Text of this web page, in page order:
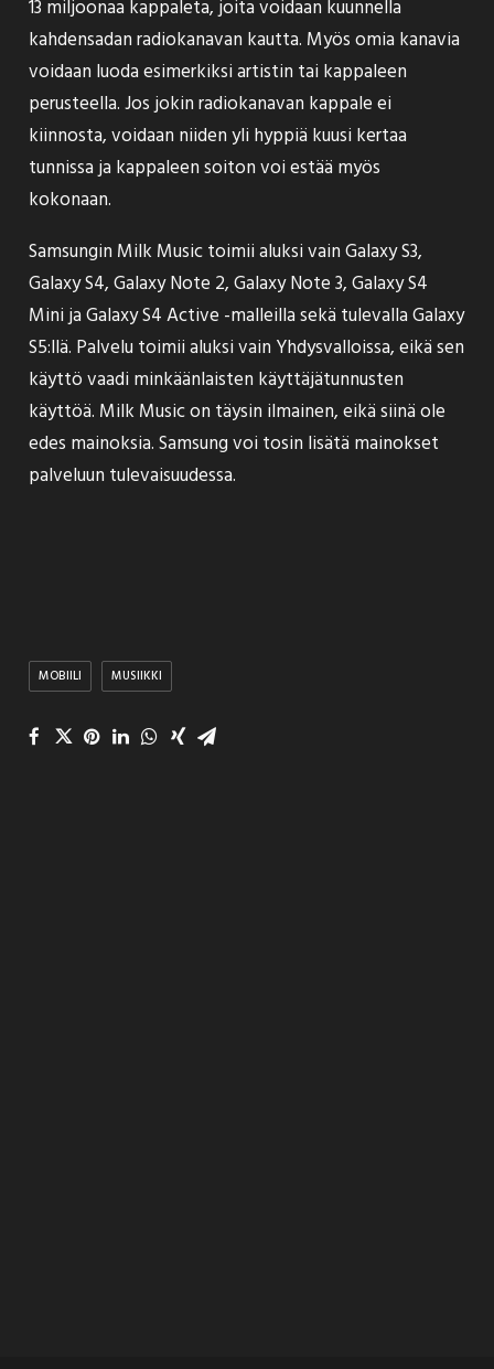
13 miljoonaa kappaleta, joita voidaan kuunnella
kahdensadan radiokanavan kautta. Myös omia kanavia
voidaan luoda esimerkiksi artistin tai kappaleen
perusteella. Jos jokin radiokanavan kappale ei
kiinnosta, voidaan niiden yli hyppiä kuusi kertaa
tunnissa ja kappaleen soiton voi estää myös
kokonaan.
Samsungin Milk Music toimii aluksi vain Galaxy S3,
Galaxy S4, Galaxy Note 2, Galaxy Note 3, Galaxy S4
Mini ja Galaxy S4 Active -malleilla sekä tulevalla Galaxy
S5:llä. Palvelu toimii aluksi vain Yhdysvalloissa, eikä sen
käyttö vaadi minkäänlaisten käyttäjätunnusten
käyttöä. Milk Music on täysin ilmainen, eikä siinä ole
edes mainoksia. Samsung voi tosin lisätä mainokset
palveluun tulevaisuudessa.
MOBIILI MUSIIKKI